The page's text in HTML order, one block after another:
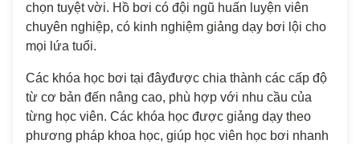
chọn tuyệt vời. Hồ bơi có đội ngũ huấn luyện viên
chuyên nghiệp, có kinh nghiệm giảng dạy bơi lội cho
mọi lứa tuổi.
Các khóa học bơi tại đâyđược chia thành các cấp độ
từ cơ bản đến nâng cao, phù hợp với nhu cầu của
từng học viên. Các khóa học được giảng dạy theo
phương pháp khoa học, giúp học viên học bơi nhanh